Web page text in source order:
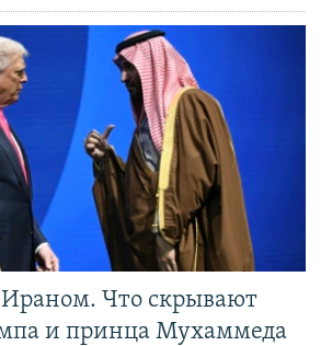
Что скрывают
и принца Мухаммеда